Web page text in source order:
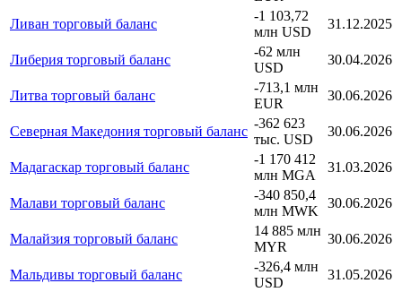
Ливан торговый баланс
-1 103,72
млн USD
31.12.2025
Либерия торговый баланс
-62 млн
USD
30.04.2026
Литва торговый баланс
-713,1 млн
EUR
30.06.2026
Северная Македония торговый баланс
-362 623
тыс. USD
30.06.2026
Мадагаскар торговый баланс
-1 170 412
млн MGA
31.03.2026
Малави торговый баланс
-340 850,4
млн MWK
30.06.2026
Малайзия торговый баланс
14 885 млн
MYR
30.06.2026
Мальдивы торговый баланс
-326,4 млн
USD
31.05.2026